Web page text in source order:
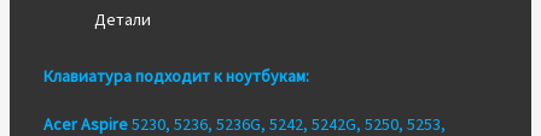
Детали
Клавиатура подходит к ноутбукам:
Acer Aspire5230, 5236, 5236G, 5242, 5242G, 5250, 5253,